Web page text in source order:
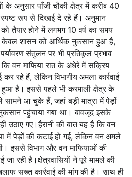
के अनुसार पाँजी चौकी क्षेत्र में करीब 40
रूप से दिखाई दे रहे हैं। अनुमान
तैयार होने में लगभग 10 वर्ष का समय
केवल शासन को आर्थिक नुकसान हुआ है,
संतुलन पर भी प्रतिकूल प्रभाव
कि वन माफिया रात के अंधेरे में सक्रिय
रहे हैं, लेकिन विभागीय अमला कार्रवाई
है। इससे पहले भी करमाली क्षेत्र के
आ चुके हैं, जहां बड़ी मात्रा में पेड़ों
पहुंचाया गया था। बावजूद इसके
उठाए गए।हैरानी की बात यह है कि वन
में पेड़ों की कटाई हो गई, लेकिन वन अमले
इससे विभाग और वन माफियाओं की
रही है।क्षेत्रवासियों ने पूरे मामले की
सख्त कार्रवाई की मांग की है। साथ ही